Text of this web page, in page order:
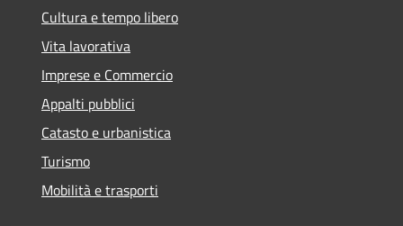
Cultura e tempo libero
Vita lavorativa
Imprese e Commercio
Appalti pubblici
Catasto e urbanistica
Turismo
Mobilità e trasporti